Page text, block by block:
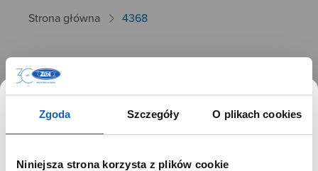
Zgoda Szczegóły O plikach cookies
Niniejsza strona korzysta z plików cookie
Strona główna 4368
4368
26.09.2024